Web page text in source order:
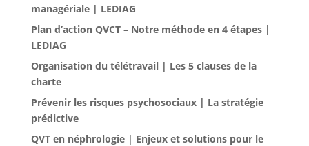
managériale | LEDIAG
Plan d’action QVCT – Notre méthode en 4 étapes |
LEDIAG
Organisation du télétravail | Les 5 clauses de la
charte
Prévenir les risques psychosociaux | La stratégie
prédictive
QVT en néphrologie | Enjeux et solutions pour le